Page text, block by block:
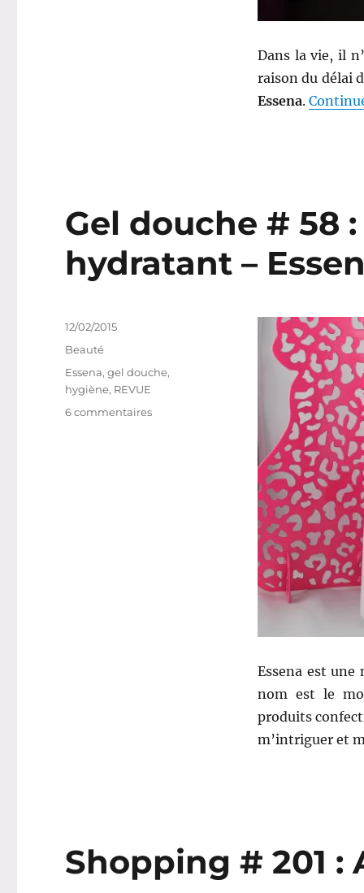
Dans la vie, il
raison du délai
Essena.
Gel douche # 58
hydratant –
Essena est une
nom est le
produits
m’intriguer et
Publié
12/02/2015
Catégories
Beauté
Étiquettes
Essena,gel douche,
hygiène, REVUE
6 commentairessur
Shopping # 201